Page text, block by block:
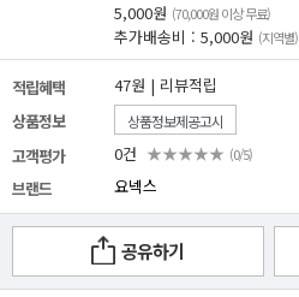
5,000원 (70,000원 이상 무료)
추가배송비 : 5,000원 (지역별)
적립혜택
47원 | 리뷰적립
상품정보
상품정보제공고시
고객평가 0건 ★★★★★ (0/5)
브랜드 요넥스
공유하기